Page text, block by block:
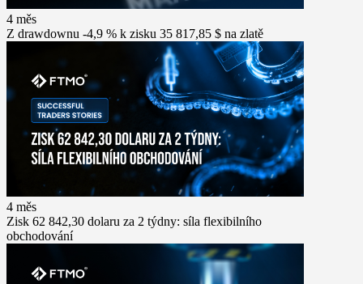
4 měs
Z drawdownu -4,9 % k zisku 35 817,85 $ na zlatě
4 měs
Zisk 62 842,30 dolaru za 2 týdny: síla flexibilního
obchodování